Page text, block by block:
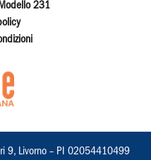
231
9, Livorno – PI 02054410499